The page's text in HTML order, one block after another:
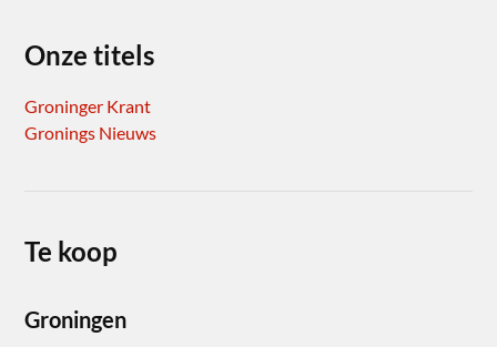
Onze titels
Groninger Krant
Gronings Nieuws
Te koop
Groningen